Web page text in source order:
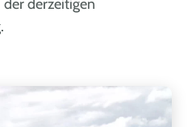
derzeitigen